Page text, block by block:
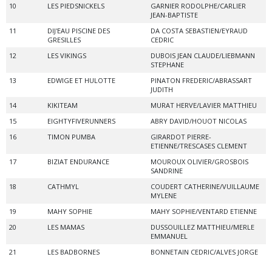
10
LES PIEDSNICKELS
GARNIER RODOLPHE/CARLIER
JEAN-BAPTISTE
11
DIJ'EAU PISCINE DES
GRESILLES
DA COSTA SEBASTIEN/EYRAUD
CEDRIC
12
LES VIKINGS
DUBOIS JEAN CLAUDE/LIEBMANN
STEPHANE
13
EDWIGE ET HULOTTE
PINATON FREDERIC/ABRASSART
JUDITH
14
KIKITEAM
MURAT HERVE/LAVIER MATTHIEU
15
EIGHTYFIVERUNNERS
ABRY DAVID/HOUOT NICOLAS
16
TIMON PUMBA
GIRARDOT PIERRE-
ETIENNE/TRESCASES CLEMENT
17
BIZIAT ENDURANCE
MOUROUX OLIVIER/GROSBOIS
SANDRINE
18
CATHMYL
COUDERT CATHERINE/VUILLAUME
MYLENE
19
MAHY SOPHIE
MAHY SOPHIE/VENTARD ETIENNE
20
LES MAMAS
DUSSOUILLEZ MATTHIEU/MERLE
EMMANUEL
21
LES BADBORNES
BONNETAIN CEDRIC/ALVES JORGE